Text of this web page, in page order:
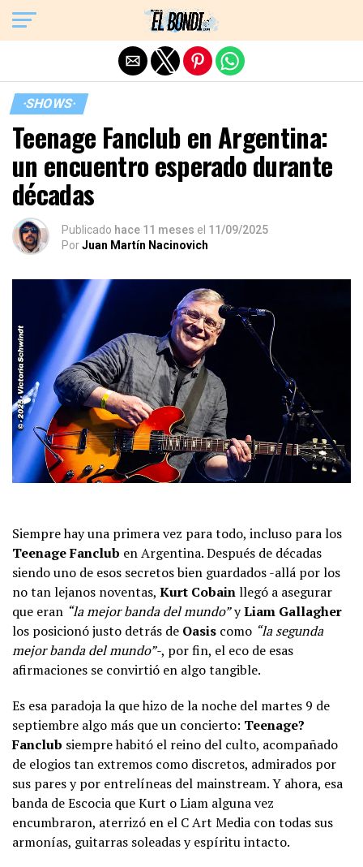
·SHOWS·
Teenage Fanclub en Argentina:
un encuentro esperado durante
décadas
Publicado hace 11 meses el 11/09/2025
PorJuan Martín Nacinovich
Siempre hay una primera vez para todo, incluso para los
Teenage Fanclub en Argentina. Después de décadas
siendo uno de esos secretos bien guardados -allá por los
no tan lejanos noventas, Kurt Cobainllegó a asegurar
que eran “la mejor banda del mundo”yLiam Gallagher
los posicionó justo detrás de Oasis como “la segunda
mejor banda del mundo”-, por fin, el eco de esas
afirmaciones se convirtió en algo tangible.
Es esa paradoja la que hizo de la noche del martes 9 de
septiembre algo más que un concierto: Teenage?
Fanclub siempre habitó el reino del culto, acompañado
de elogios tan extremos como discretos, admirados por
sus pares y por entrelíneas del mainstream. Y ahora, esa
banda de Escocia que Kurt o Liam alguna vez
encumbraron, aterrizó en el C Art Media con todas sus
armonías, guitarras soleadas y espíritu intacto.
Exit mobile version